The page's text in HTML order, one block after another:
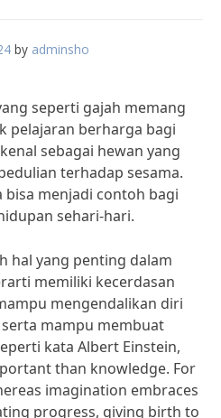
by adminsho
seperti gajah memang
pelajaran berharga bagi
sebagai hewan yang
terhadap sesama.
menjadi contoh bagi
sehari-hari.
hal yang penting dalam
memiliki kecerdasan
mengendalikan diri
mampu membuat
kata Albert Einstein,
than knowledge. For
imagination embraces
progress, giving birth to